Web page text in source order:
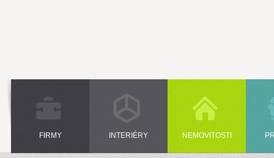
FIRMY INTERIÉRY NEMOVITOSTI